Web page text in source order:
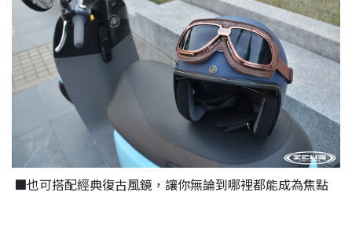
■也可搭配經典復古風鏡，讓你無論到哪裡都能成為焦點